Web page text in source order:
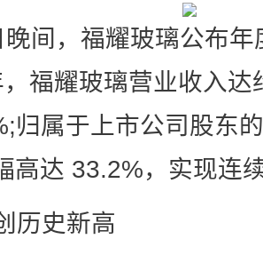
间，福耀玻璃公布
福耀玻璃营业收入
归属于上市公司股东
高达 33.2%，实现连
历史新高